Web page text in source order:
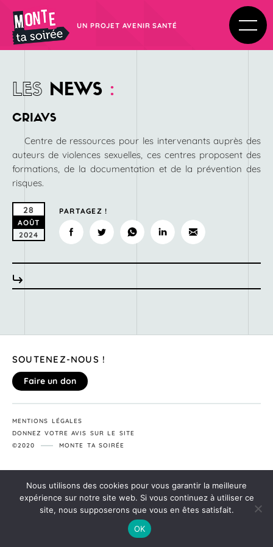
UN PROJET AVENIR SANTÉ
LES NEWS :
CRIAVS
Centre de ressources pour les intervenants auprès des
auteurs de violences sexuelles, ces centres proposent des
formations, de la documentation et de la prévention des
risques.
28
AOÛT
2024
PARTAGEZ !
SOUTENEZ-NOUS !
Faire un don
MENTIONS LÉGALES
DONNEZ VOTRE AVIS SUR LE SITE
©2020
MONTE TA SOIRÉE
Nous utilisons des cookies pour vous garantir la meilleure
expérience sur notre site web. Si vous continuez à utiliser ce
site, nous supposerons que vous en êtes satisfait.
OK